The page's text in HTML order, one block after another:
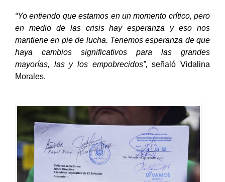
“Yo entiendo que estamos en un momento crítico, pero
en medio de las crisis hay esperanza y eso nos
mantiene en pie de lucha. Tenemos esperanza de que
haya cambios significativos para las grandes
mayorías, las y los empobrecidos”,señaló Vidalina
Morales.